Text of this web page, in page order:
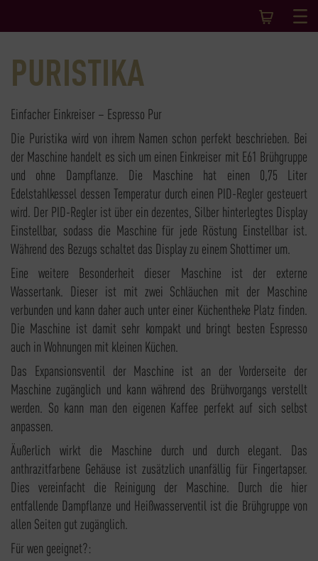
PURISTIKA
Einfacher Einkreiser – Espresso Pur
Die Puristika wird von ihrem Namen schon perfekt beschrieben. Bei
der Maschine handelt es sich um einen Einkreiser mit E61 Brühgruppe
und ohne Dampflanze. Die Maschine hat einen 0,75 Liter
Edelstahlkessel dessen Temperatur durch einen PID-Regler gesteuert
wird. Der PID-Regler ist über ein dezentes, Silber hinterlegtes Display
Einstellbar, sodass die Maschine für jede Röstung Einstellbar ist.
Während des Bezugs schaltet das Display zu einem Shottimer um.
Eine weitere Besonderheit dieser Maschine ist der externe
Wassertank. Dieser ist mit zwei Schläuchen mit der Maschine
verbunden und kann daher auch unter einer Küchentheke Platz finden.
Die Maschine ist damit sehr kompakt und bringt besten Espresso
auch in Wohnungen mit kleinen Küchen.
Das Expansionsventil der Maschine ist an der Vorderseite der
Maschine zugänglich und kann während des Brühvorgangs verstellt
werden. So kann man den eigenen Kaffee perfekt auf sich selbst
anpassen.
Äußerlich wirkt die Maschine durch und durch elegant. Das
anthrazitfarbene Gehäuse ist zusätzlich unanfällig für Fingertapser.
Dies vereinfacht die Reinigung der Maschine. Durch die hier
entfallende Dampflanze und Heißwasserventil ist die Brühgruppe von
allen Seiten gut zugänglich.
Für wen geeignet?: